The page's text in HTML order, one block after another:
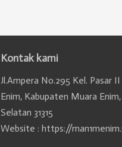
Kontak kami
Jl.Ampera No.295 Kel. Pasar
Enim, Kabupaten Muara
Selatan 31315
Website : https://